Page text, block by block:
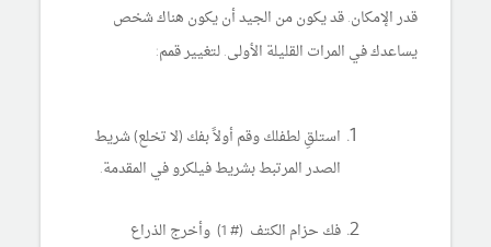
قدر الإمكان. قد يكون من الجيد أن يكون هناك شخص
يساعدك في المرات القليلة الأولى. لتغيير قمم:
استلقِ لطفلك وقم أولاً بفك (لا تخلع) شريط
الصدر المرتبط بشريط فيلكرو في المقدمة.
فك حزام الكتف (# 1) وأخرج الذراع